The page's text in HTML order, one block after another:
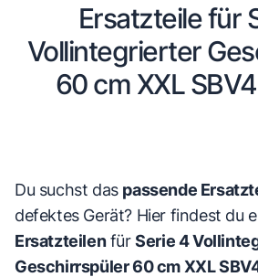
Ersatzteile für
Vollintegrierter
60 cm XXL
Du suchst das passende
defektes Gerät? Hier findest du
ErsatzteilenfürSerie 4
Geschirrspüler 60 cm XXL